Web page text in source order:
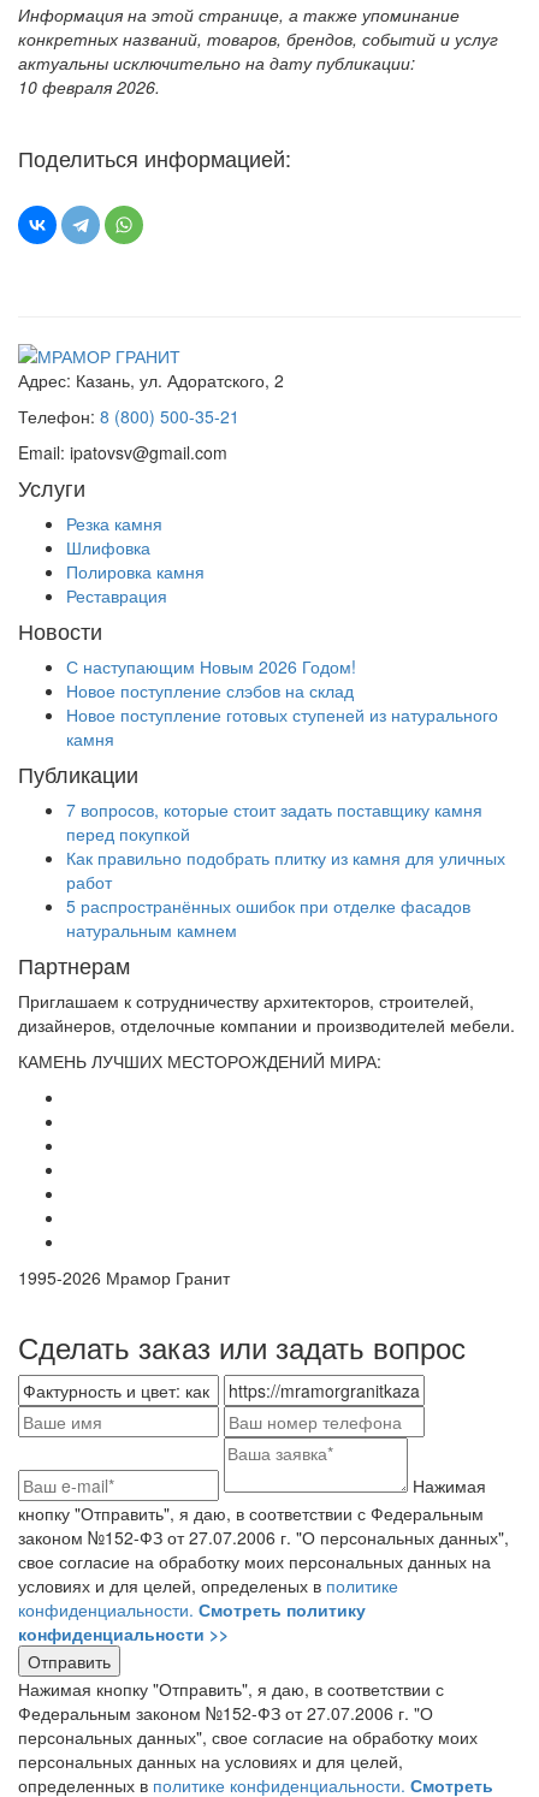
Информация на этой странице, а также упоминание
конкретных названий, товаров, брендов, событий и услуг
актуальны исключительно на дату публикации:
10 февраля 2026.
Поделиться информацией:
Адрес: Казань, ул. Адоратского, 2
Телефон: 8 (800) 500-35-21
Email: ipatovsv@gmail.com
Услуги
Резка камня
Шлифовка
Полировка камня
Реставрация
Новости
С наступающим Новым 2026 Годом!
Новое поступление слэбов на склад
Новое поступление готовых ступеней из натурального
камня
Публикации
7 вопросов, которые стоит задать поставщику камня
перед покупкой
Как правильно подобрать плитку из камня для уличных
работ
5 распространённых ошибок при отделке фасадов
натуральным камнем
Партнерам
Приглашаем к сотрудничеству архитекторов, строителей,
дизайнеров, отделочные компании и производителей мебели.
КАМЕНЬ ЛУЧШИХ МЕСТОРОЖДЕНИЙ МИРА:
1995-2026 Мрамор Гранит
Сделать заказ или задать вопрос
кнопку "Отправить", я даю, в соответствии с Федеральным
законом №152-ФЗ от 27.07.2006 г. "О персональных данных",
свое согласие на обработку моих персональных данных на
условиях и для целей, определеных в политике
конфиденциальности. Смотреть политику
конфиденциальности >>
Нажимая кнопку "Отправить", я даю, в соответствии с
Федеральным законом №152-ФЗ от 27.07.2006 г. "О
персональных данных", свое согласие на обработку моих
персональных данных на условиях и для целей,
определенных в политике конфиденциальности. Смотреть